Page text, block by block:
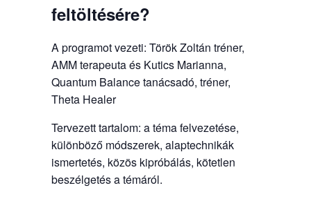
feltöltésére?
A programot vezeti: Török Zoltán tréner,
AMM terapeuta és Kutics Marianna,
Quantum Balance tanácsadó, tréner,
Theta Healer
Tervezett tartalom: a téma felvezetése,
különböző módszerek, alaptechnikák
ismertetés, közös kipróbálás, kötetlen
beszélgetés a témáról.